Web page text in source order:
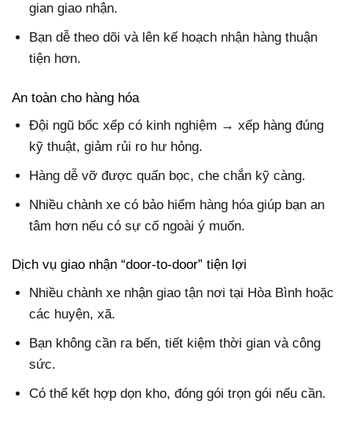
gian giao nhận.
Bạn dễ theo dõi và lên kế hoạch nhận hàng thuận
tiện hơn.
An toàn cho hàng hóa
Đội ngũ bốc xếp có kinh nghiệm → xếp hàng đúng
kỹ thuật, giảm rủi ro hư hỏng.
Hàng dễ vỡ được quấn bọc, che chắn kỹ càng.
Nhiều chành xe có bảo hiểm hàng hóa giúp bạn an
tâm hơn nếu có sự cố ngoài ý muốn.
Dịch vụ giao nhận “door-to-door” tiện lợi
Nhiều chành xe nhận giao tận nơi tại Hòa Bình hoặc
các huyện, xã.
Bạn không cần ra bến, tiết kiệm thời gian và công
sức.
Có thể kết hợp dọn kho, đóng gói trọn gói nếu cần.